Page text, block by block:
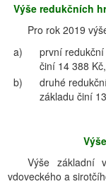
Výše redukčních
Pro rok 2019
a)
první
činí 14 388 Kč,
b)
druhé
základu činí
Výše základní
vdoveckého a